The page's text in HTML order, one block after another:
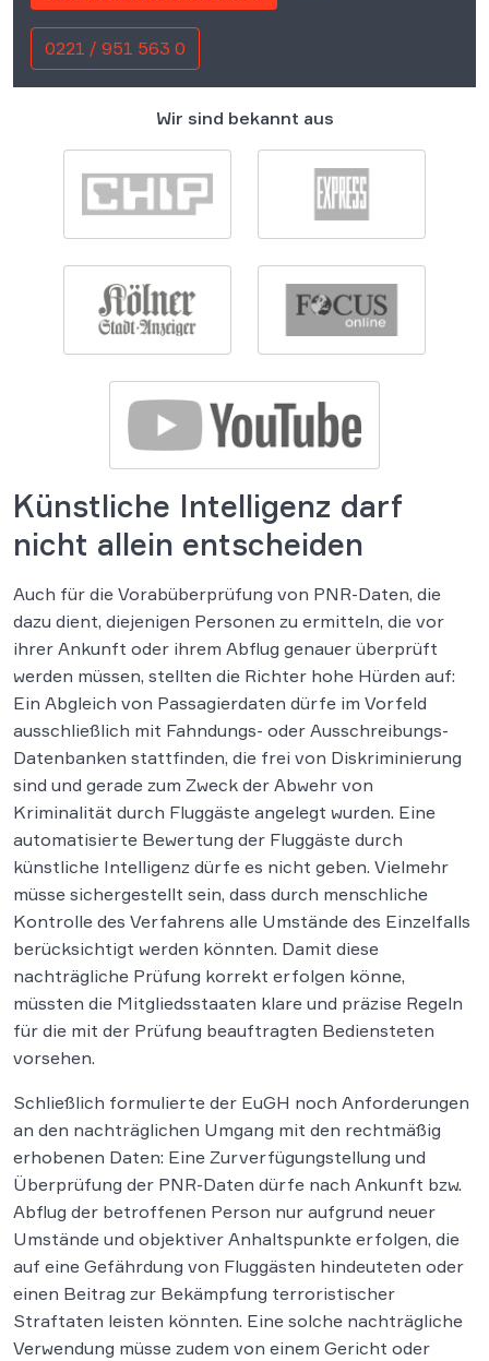
0221 / 951 563 0
Wir sind bekannt aus
Künstliche Intelligenz darf
nicht allein entscheiden
Auch für die Vorabüberprüfung von PNR-Daten, die
dazu dient, diejenigen Personen zu ermitteln, die vor
ihrer Ankunft oder ihrem Abflug genauer überprüft
werden müssen, stellten die Richter hohe Hürden auf:
Ein Abgleich von Passagierdaten dürfe im Vorfeld
ausschließlich mit Fahndungs- oder Ausschreibungs-
Datenbanken stattfinden, die frei von Diskriminierung
sind und gerade zum Zweck der Abwehr von
Kriminalität durch Fluggäste angelegt wurden. Eine
automatisierte Bewertung der Fluggäste durch
künstliche Intelligenz dürfe es nicht geben. Vielmehr
müsse sichergestellt sein, dass durch menschliche
Kontrolle des Verfahrens alle Umstände des Einzelfalls
berücksichtigt werden könnten. Damit diese
nachträgliche Prüfung korrekt erfolgen könne,
müssten die Mitgliedsstaaten klare und präzise Regeln
für die mit der Prüfung beauftragten Bediensteten
vorsehen.
Schließlich formulierte der EuGH noch Anforderungen
an den nachträglichen Umgang mit den rechtmäßig
erhobenen Daten: Eine Zurverfügungstellung und
Überprüfung der PNR-Daten dürfe nach Ankunft bzw.
Abflug der betroffenen Person nur aufgrund neuer
Umstände und objektiver Anhaltspunkte erfolgen, die
auf eine Gefährdung von Fluggästen hindeuteten oder
einen Beitrag zur Bekämpfung terroristischer
Straftaten leisten könnten. Eine solche nachträgliche
Verwendung müsse zudem von einem Gericht oder